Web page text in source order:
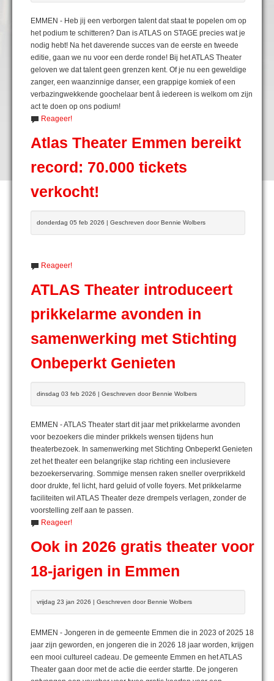
EMMEN - Heb jij een verborgen talent dat staat te popelen om op
het podium te schitteren? Dan is ATLAS on STAGE precies wat je
nodig hebt! Na het daverende succes van de eerste en tweede
editie, gaan we nu voor een derde ronde! Bij het ATLAS Theater
geloven we dat talent geen grenzen kent. Of je nu een geweldige
zanger, een waanzinnige danser, een grappige komiek of een
verbazingwekkende goochelaar bent â iedereen is welkom om zijn
act te doen op ons podium!
Reageer!
Atlas Theater Emmen bereikt
record: 70.000 tickets
verkocht!
donderdag 05 feb 2026 | Geschreven door Bennie Wolbers
Reageer!
ATLAS Theater introduceert
prikkelarme avonden in
samenwerking met Stichting
Onbeperkt Genieten
dinsdag 03 feb 2026 | Geschreven door Bennie Wolbers
EMMEN - ATLAS Theater start dit jaar met prikkelarme avonden
voor bezoekers die minder prikkels wensen tijdens hun
theaterbezoek. In samenwerking met Stichting Onbeperkt Genieten
zet het theater een belangrijke stap richting een inclusievere
bezoekerservaring. Sommige mensen raken sneller overprikkeld
door drukte, fel licht, hard geluid of volle foyers. Met prikkelarme
faciliteiten wil ATLAS Theater deze drempels verlagen, zonder de
voorstelling zelf aan te passen.
Reageer!
Ook in 2026 gratis theater voor
18-jarigen in Emmen
vrijdag 23 jan 2026 | Geschreven door Bennie Wolbers
EMMEN - Jongeren in de gemeente Emmen die in 2023 of 2025 18
jaar zijn geworden, en jongeren die in 2026 18 jaar worden, krijgen
een mooi cultureel cadeau. De gemeente Emmen en het ATLAS
Theater gaan door met de actie die eerder startte. De jongeren